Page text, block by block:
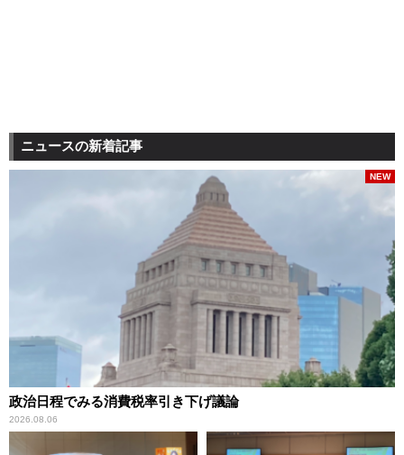
ニュースの新着記事
政治日程でみる消費税率引き下げ議論
2026.08.06
NEW